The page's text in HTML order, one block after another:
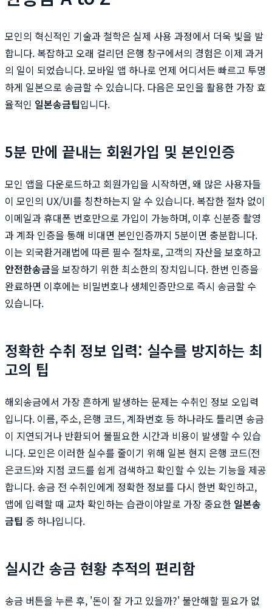
모인의 혁신적인 기술과 철학은 실제 사용 과정에서 더욱 빛을 발
합니다. 복잡하고 오래 걸리던 은행 창구에서의 경험은 이제 과거
의 일이 되었습니다. 모바일 앱 하나로 언제 어디서든 빠르고 투명
하게 일본으로 송금할 수 있습니다. 다음은 모인을 활용한 가장 효
율적인 일본송금팁입니다.
5분 만에 끝내는 회원가입 및 본인인증
모인 앱을 다운로드하고 회원가입을 시작하면, 왜 많은 사용자들
이 모인의 UX/UI를 칭찬하는지 알 수 있습니다. 복잡한 절차 없이
이메일과 휴대폰 번호만으로 가입이 가능하며, 이후 신분증 촬영
과 계좌 인증을 통해 비대면 본인인증까지 5분이면 충분합니다.
이는 외국환거래법에 따른 필수 절차로, 고객의 자산을 보호하고
안전한송금을 보장하기 위한 최소한의 장치입니다. 한번 인증을
완료하면 이후에는 비밀번호나 생체인증만으로 즉시 송금할 수
있습니다.
정확한 수취 정보 입력: 실수를 방지하는 최
고의 팁
해외송금에서 가장 흔하게 발생하는 문제는 수취인 정보 오입력
입니다. 이름, 주소, 은행 코드, 계좌번호 등 하나라도 틀리면 송금
이 지연되거나 반환되어 불필요한 시간과 비용이 발생할 수 있습
니다. 모인은 이러한 실수를 줄이기 위해 일본 현지 은행 코드(전
은코드)와 지점 코드를 쉽게 검색하고 확인할 수 있는 기능을 제공
합니다. 송금 전 수취인에게 정확한 정보를 다시 한번 확인하고,
앱에 입력할 때 교차 확인하는 습관이야말로 가장 중요한 일본송
금팁 중 하나입니다.
실시간 송금 현황 추적의 편리함
송금 버튼을 누른 후, '돈이 잘 가고 있을까?' 불안해할 필요가 없